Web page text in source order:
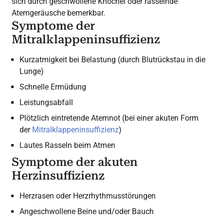
Atemgeräusche bemerkbar.
Symptome der
Mitralklappeninsuffizienz
Kurzatmigkeit bei Belastung (durch Blutrückstau in die
Lunge)
Schnelle Ermüdung
Leistungsabfall
Plötzlich eintretende Atemnot (bei einer akuten Form
der Mitralklappeninsuffizienz)
Lautes Rasseln beim Atmen
Symptome der akuten
Herzinsuffizienz
Herzrasen oder Herzrhythmusstörungen
Angeschwollene Beine und/oder Bauch